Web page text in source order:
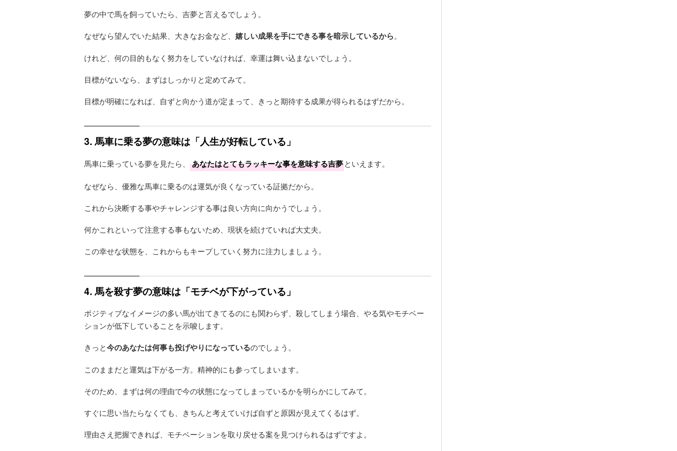
夢の中で馬を飼っていたら、吉夢と言えるでしょう。
なぜなら望んでいた結果、大きなお金など、 嬉しい成果を手にできる事を暗示しているから。
けれど、何の目的もなく努力をしていなければ、幸運は舞い込まないでしょう。
目標がないなら、まずはしっかりと定めてみて。
目標が明確になれば、自ずと向かう道が定まって、きっと期待する成果が得られるはずだから。
3. 馬車に乗る夢の意味は「人生が好転している」
馬車に乗っている夢を見たら、 あなたはとてもラッキーな事を意味する吉夢といえます。
なぜなら、優雅な馬車に乗るのは運気が良くなっている証拠だから。
これから決断する事やチャレンジする事は良い方向に向かうでしょう。
何かこれといって注意する事もないため、現状を続けていれば大丈夫。
この幸せな状態を、これからもキープしていく努力に注力しましょう。
4. 馬を殺す夢の意味は「モチベが下がっている」
ポジティブなイメージの多い馬が出てきてるのにも関わらず、殺してしまう場合、やる気やモチベー
ションが低下していることを示唆します。
きっと今のあなたは何事も投げやりになっているのでしょう。
このままだと運気は下がる一方。精神的にも参ってしまいます。
そのため、まずは何の理由で今の状態になってしまっているかを明らかにしてみて。
すぐに思い当たらなくても、きちんと考えていけば自ずと原因が見えてくるはず。
理由さえ把握できれば、モチベーションを取り戻せる案を見つけられるはずですよ。